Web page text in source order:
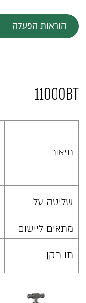
הוראות הפעלה
11000BT
תיאור
שליטה על
מתאים ליישום
תו תקן